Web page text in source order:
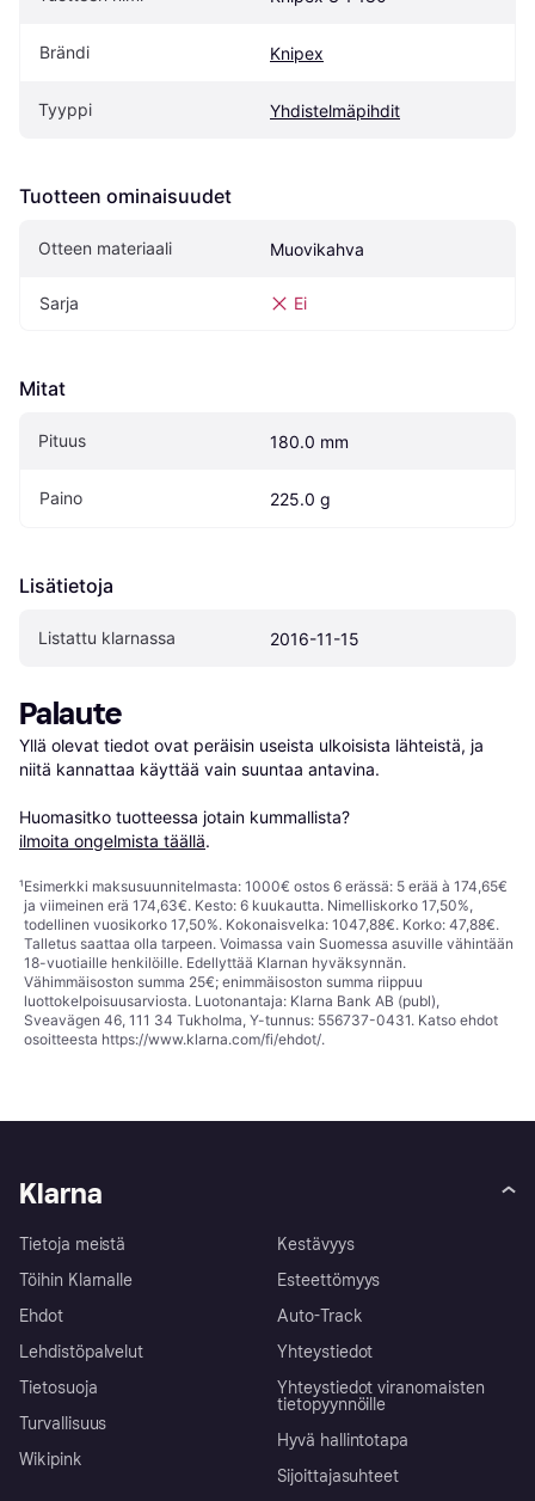
Brändi Knipex
Tyyppi Yhdistelmäpihdit
Tuotteen ominaisuudet
Otteen materiaali Muovikahva
Sarja Ei
Mitat
Pituus 180.0 mm
Paino 225.0 g
Lisätietoja
Listattu klarnassa 2016-11-15
Palaute
Yllä olevat tiedot ovat peräisin useista ulkoisista lähteistä, ja
niitä kannattaa käyttää vain suuntaa antavina.
Huomasitko tuotteessa jotain kummallista?
ilmoita ongelmista täällä.
¹Esimerkki maksusuunnitelmasta: 1000€ ostos 6 erässä: 5 erää à 174,65€
ja viimeinen erä 174,63€. Kesto: 6 kuukautta. Nimelliskorko 17,50%,
todellinen vuosikorko 17,50%. Kokonaisvelka: 1047,88€. Korko: 47,88€.
Talletus saattaa olla tarpeen. Voimassa vain Suomessa asuville vähintään
18-vuotiaille henkilöille. Edellyttää Klarnan hyväksynnän.
Vähimmäisoston summa 25€; enimmäisoston summa riippuu
luottokelpoisuusarviosta. Luotonantaja: Klarna Bank AB (publ),
Sveavägen 46, 111 34 Tukholma, Y-tunnus: 556737-0431. Katso ehdot
osoitteesta https://www.klarna.com/fi/ehdot/.
Klarna
Tietoja meistä
Töihin Klarnalle
Ehdot
Lehdistöpalvelut
Tietosuoja
Turvallisuus
Wikipink
Kestävyys
Esteettömyys
Auto-Track
Yhteystiedot
Yhteystiedot viranomaisten
tietopyynnöille
Hyvä hallintotapa
Sijoittajasuhteet